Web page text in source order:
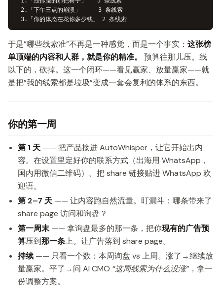
  2.「下午三点的崩溃」     3 条线索
于是”哪些线索准”不再是一种感觉，而是一个事实： 这张榜
单顶端的内容和人群，就是你的精准。
预算往那儿压。线
以下的，砍掉。这一个闭环——看见赢家、放量赢家——就
是把”我的线索都是垃圾”变成一套会复利的体系的东西。
你的第一周
第 1 天 —— 把产品接进 AutoWhisper，让它开始出内
容。在设置里定好你的联系方式（出海用 WhatsApp，
国内用微信二维码）。把 share 链接贴进 WhatsApp 欢
迎语。
第 2–7 天 —— 让内容跑自然流量。盯漏斗：哪条带来了
share page 访问和询盘？
第一周末—— 拿询盘最多的那一条，把你现有的广告预
算压到那一条上。让广告落到 share page。
持续—— 只看一个数：本周询盘 vs 上周。涨了→继续放
量赢家。平了→问 AI CMO “这周线索为什么没涨”，拿一
份调整方案。